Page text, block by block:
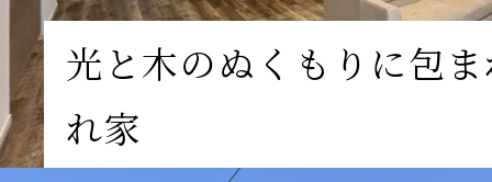
光と木のぬくもりに包
れ家